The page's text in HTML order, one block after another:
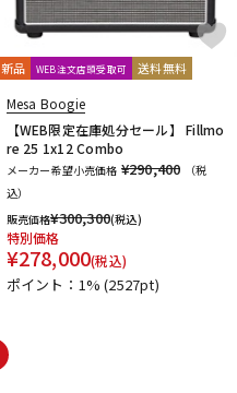
その他楽器
エフェクター
DTM
レコーディング機器
新品 WEB注文店頭受取可 送料無料
Mesa Boogie
【WEB限定在庫処分セール】 Fillmo
re 25 1x12 Combo
メーカー希望小売価格 ¥290,400
（税
込）
販売価格¥300,300(税込)
特別価格
¥278,000(税込)
ポイント：1%(2527pt)